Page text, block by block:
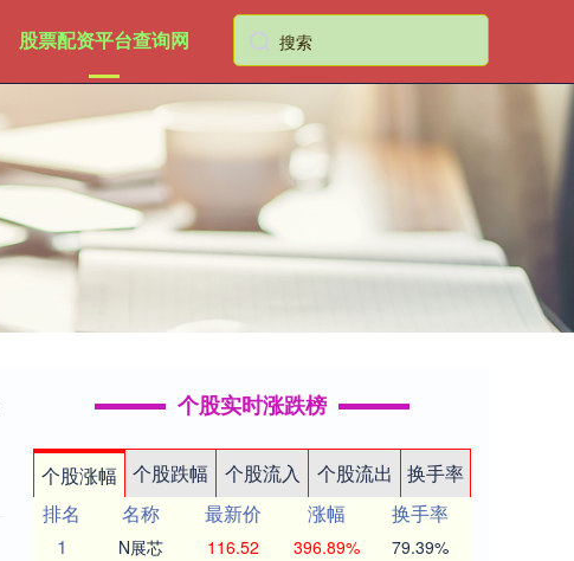
股票配资平台查询网
个股实时涨跌榜
个股涨幅 个股跌幅 个股流入 个股流出
换手率
排名
名称 最新价 涨幅
换手率
1
N展芯 116.52 396.89% 79.39%